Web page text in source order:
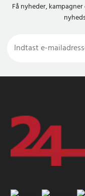
Få nyheder,